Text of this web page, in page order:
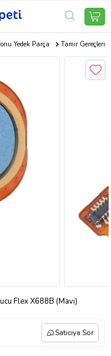
Yedek Parça Tamir Gereçleri
Flex X688B (Mavi)
Satıcıya Sor